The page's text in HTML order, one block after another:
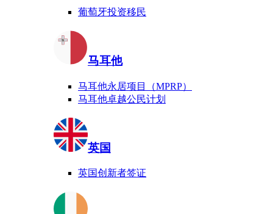
葡萄牙投资移民
马耳他
马耳他永居项目（MPRP）
马耳他卓越公民计划
英国
英国创新者签证